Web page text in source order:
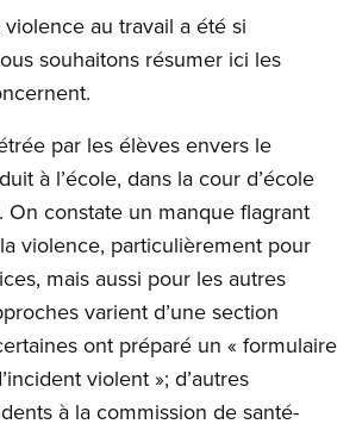
au travail a été si
souhaitons résumer ici les
par les élèves envers le
à l’école, dans la cour d’école
On constate un manque flagrant
violence, particulièrement pour
mais aussi pour les autres
varient d’une section
ont préparé un « formulaire
violent »; d’autres
à la commission de santé-